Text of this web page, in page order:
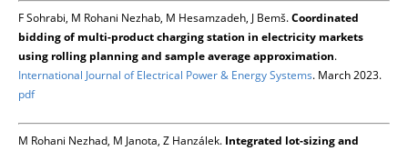
F Sohrabi, M Rohani Nezhab, M Hesamzadeh, J Bemš.Coordinated
bidding of multi-product charging station in electricity markets
using rolling planning and sample average approximation.
International Journal of Electrical Power & Energy Systems. March 2023.
pdf
M Rohani Nezhad, M Janota, Z Hanzálek. Integrated lot-sizing and